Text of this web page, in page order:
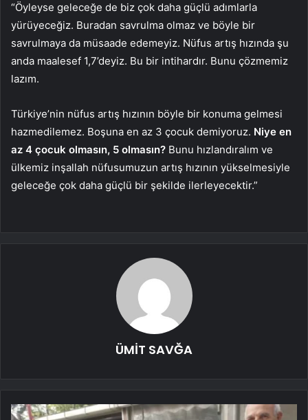
“Öyleyse geleceğe de biz çok daha güçlü adımlarla
yürüyeceğiz. Buradan savrulma olmaz ve böyle bir
savrulmaya da müsaade edemeyiz. Nüfus artış hızında şu
anda maalesef 1,7’deyiz. Bu bir intihardır. Bunu çözmemiz
lazım.
Türkiye’nin nüfus artış hızının böyle bir konuma gelmesi
hazmedilemez. Boşuna en az 3 çocuk demiyoruz. Niye en
az 4 çocuk olmasın, 5 olmasın? Bunu hızlandıralım ve
ülkemiz inşallah nüfusumuzun artış hızının yükselmesiyle
geleceğe çok daha güçlü bir şekilde ilerleyecektir.”
ÜMİT SAVĞA